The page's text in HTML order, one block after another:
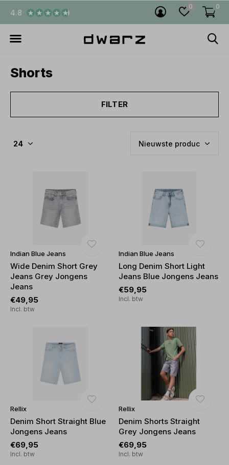
0 0
4.8
Shorts
FILTER
Indian Blue Jeans
Wide Denim Short Grey
Jeans Grey Jongens
Jeans
€49,95
Incl. btw
Indian Blue Jeans
Long Denim Short Light
Jeans Blue Jongens Jeans
€59,95
Incl. btw
Rellix
Denim Short Straight Blue
Jongens Jeans
€69,95
Incl. btw
Rellix
Denim Shorts Straight
Grey Jongens Jeans
€69,95
Incl. btw